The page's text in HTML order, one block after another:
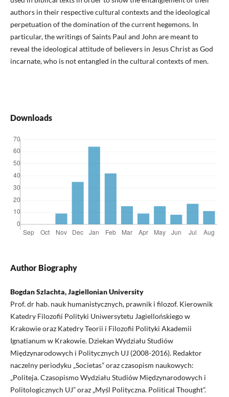
authors in their respective cultural contexts and the ideological
perpetuation of the domination of the current hegemons. In
particular, the writings of Saints Paul and John are meant to
reveal the ideological attitude of believers in Jesus Christ as God
incarnate, who is not entangled in the cultural contexts of men.
Downloads
Author Biography
Bogdan Szlachta, Jagiellonian University
Prof. dr hab. nauk humanistycznych, prawnik i filozof. Kierownik
Katedry Filozofii Polityki Uniwersytetu Jagiellońskiego w
Krakowie oraz Katedry Teorii i Filozofii Polityki Akademii
Ignatianum w Krakowie. Dziekan Wydziału Studiów
Międzynarodowych i Politycznych UJ (2008-2016). Redaktor
naczelny periodyku „Societas” oraz czasopism naukowych:
„Politeja. Czasopismo Wydziału Studiów Międzynarodowych i
Politologicznych UJ” oraz „Myśl Polityczna. Political Thought”.